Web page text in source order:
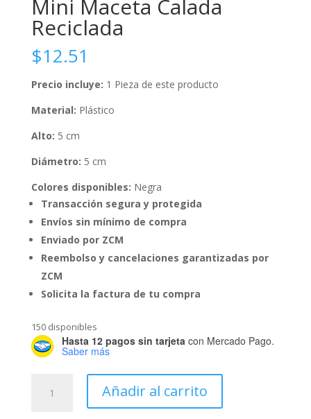
Mini Maceta Calada
Reciclada
$12.51
Precio incluye: 1 Pieza de este producto
Material: Plástico
Alto: 5 cm
Diámetro: 5 cm
Colores disponibles: Negra
Transacción segura y protegida
Envíos sin mínimo de compra
Enviado por ZCM
Reembolso y cancelaciones garantizadas por
ZCM
Solicita la factura de tu compra
150 disponibles
Hasta 12 pagos sin tarjetacon Mercado Pago.
Saber más
Maceta
Añadir al carrito